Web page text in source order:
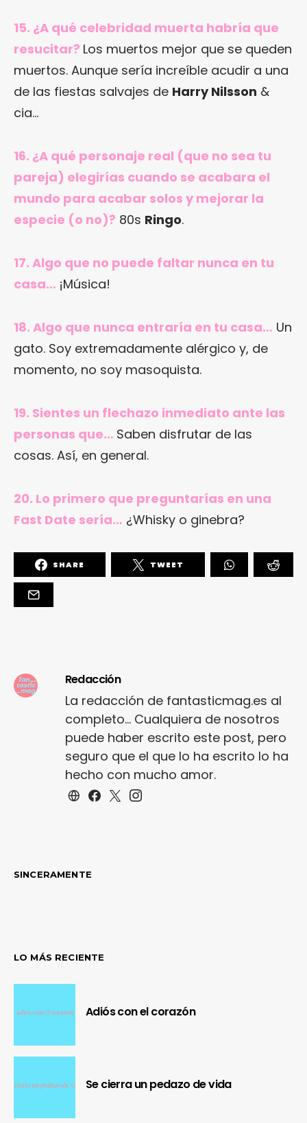
15. ¿A qué celebridad muerta habría que
resucitar? Los muertos mejor que se queden
muertos. Aunque sería increíble acudir a una
de las fiestas salvajes de Harry Nilsson &
cia…
16. ¿A qué personaje real (que no sea tu
pareja) elegirías cuando se acabara el
mundo para acabar solos y mejorar la
especie (o no)? 80s Ringo.
17. Algo que no puede faltar nunca en tu
casa… ¡Música!
18. Algo que nunca entraría en tu casa… Un
gato. Soy extremadamente alérgico y, de
momento, no soy masoquista.
19. Sientes un flechazo inmediato ante las
personas que… Saben disfrutar de las
cosas. Así, en general.
20. Lo primero que preguntarías en una
Fast Date sería… ¿Whisky o ginebra?
SHARE TWEET
Redacción
La redacción de fantasticmag.es al
completo... Cualquiera de nosotros
puede haber escrito este post, pero
seguro que el que lo ha escrito lo ha
hecho con mucho amor.
SINCERAMENTE
LO MÁS RECIENTE
Adiós con el corazón
Se cierra un pedazo de vida